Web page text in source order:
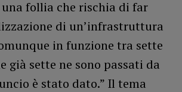
una follia che rischia di far
di un’infrastruttura
in funzione tra sette
già sette ne sono passati da
è stato dato.” Il tema